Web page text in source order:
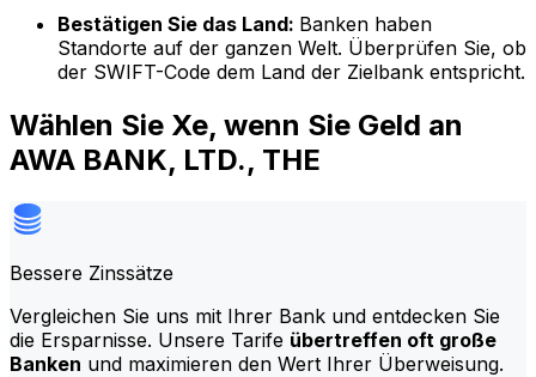
Bestätigen Sie das Land: Banken haben
Standorte auf der ganzen Welt. Überprüfen Sie, ob
der SWIFT-Code dem Land der Zielbank entspricht.
Wählen Sie Xe, wenn Sie Geld an
AWA BANK, LTD., THE
Bessere Zinssätze
Vergleichen Sie uns mit Ihrer Bank und entdecken Sie
die Ersparnisse. Unsere Tarife übertreffen oft große
Banken und maximieren den Wert Ihrer Überweisung.